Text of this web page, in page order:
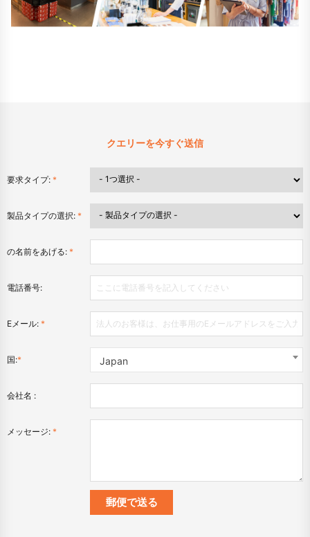
クエリーを今すぐ送信
要求タイプ: *
製品タイプの選択: *
の名前をあげる: *
電話番号:
Eメール: *
国:* Japan
会社名 :
メッセージ: *